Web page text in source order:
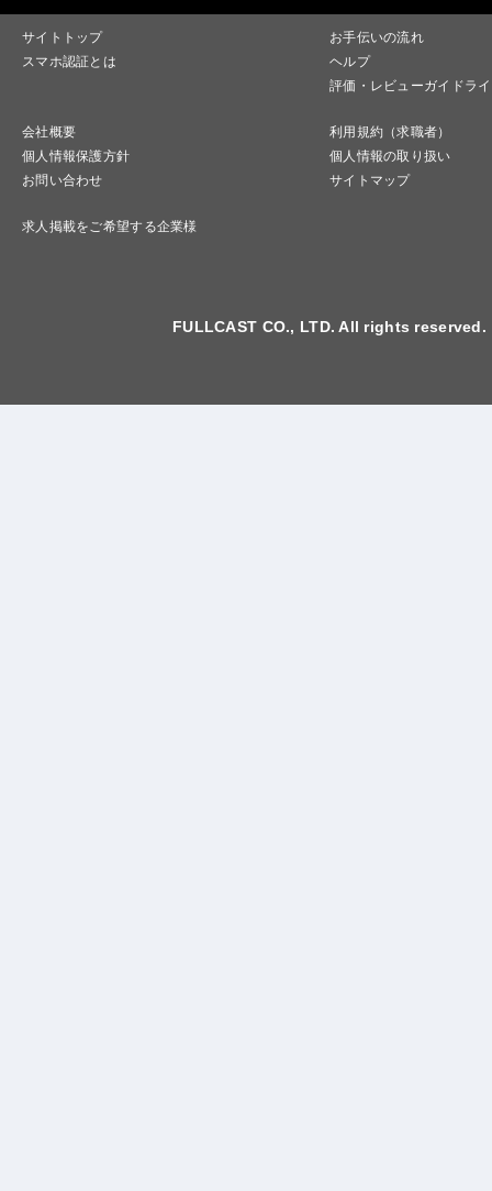
サイトトップ
お手伝いの流れ
スマホ認証とは
ヘルプ
評価・レビューガイドラ
会社概要
利用規約（求職者）
個人情報保護方針
個人情報の取り扱い
お問い合わせ
サイトマップ
求人掲載をご希望する企業様
FULLCAST CO., LTD. All rights reserved.